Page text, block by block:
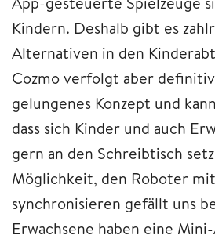
Kindern. Deshalb gibt es
Alternativen in den
Cozmo verfolgt aber
gelungenes Konzept und
dass sich Kinder und auch
gern an den Schreibtisch
Möglichkeit, den Roboter
synchronisieren gefällt uns
Erwachsene haben eine